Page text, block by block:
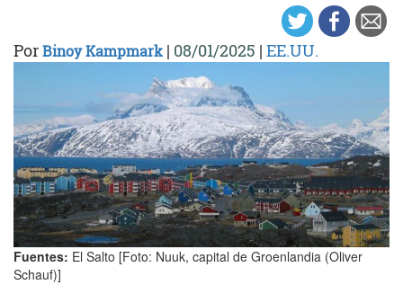
PorBinoy Kampmark | 08/01/2025 | EE.UU.
Fuentes: El Salto [Foto: Nuuk, capital de Groenlandia (Oliver
Schauf)]